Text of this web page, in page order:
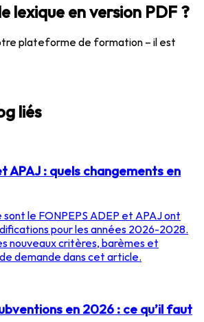
lexique en version PDF ?
plateforme de formation – il est
liés
APAJ : quels changements en
le FONPEPS ADEP et APAJ ont
pour les années 2026-2028.
nouveaux critères, barèmes et
demande dans cet article.
en 2026 : ce qu’il faut